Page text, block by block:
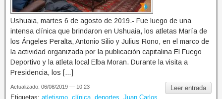
Ushuaia, martes 6 de agosto de 2019.- Fue luego de una
intensa clínica que brindaron en Ushuaia, los atletas María de
los Ángeles Peralta, Antonio Silio y Julius Rono, en el marco de
la actividad organizada por la publicación capitalina El Fuego
Deportivo y la atleta local Elba Moran. Durante la visita a
Presidencia, los […]
Leer entrada
Actualizado: 06/08/2019 — 10:23
Etiquetas: atletismo clínica deportes Juan Carlos